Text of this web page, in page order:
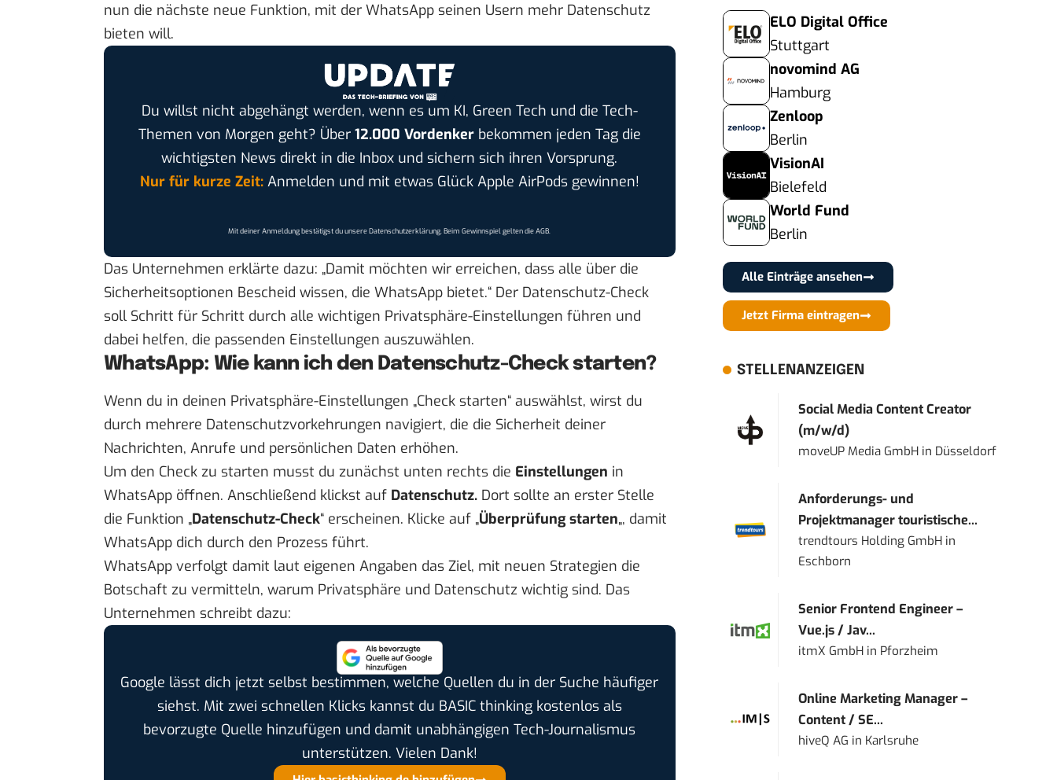
nun die nächste neue Funktion, mit der WhatsApp seinen Usern mehr Datenschutz
bieten will.
Du willst nicht abgehängt werden, wenn es um KI, Green Tech und die Tech-
Themen von Morgen geht? Über 12.000 Vordenkerbekommen jeden Tag die
wichtigsten News direkt in die Inbox und sichern sich ihren Vorsprung.
Nur für kurze Zeit:Anmelden und mit etwas Glück Apple AirPods gewinnen!
Mit deiner Anmeldung bestätigst du unsereDatenschutzerklärung. Beim Gewinnspiel gelten dieAGB.
Das Unternehmen erklärte dazu: „Damit möchten wir erreichen, dass alle über die
Sicherheitsoptionen Bescheid wissen, die WhatsApp bietet.“ Der Datenschutz-Check
soll Schritt für Schritt durch alle wichtigen Privatsphäre-Einstellungen führen und
dabei helfen, die passenden Einstellungen auszuwählen.
WhatsApp: Wie kann ich den Datenschutz-Check starten?
Wenn du in deinen Privatsphäre-Einstellungen „Check starten“ auswählst, wirst du
durch mehrere Datenschutzvorkehrungen navigiert, die die Sicherheit deiner
Nachrichten, Anrufe und persönlichen Daten erhöhen.
Um den Check zu starten musst du zunächst unten rechts die Einstellungen in
WhatsApp öffnen. Anschließend klickst auf Datenschutz. Dort sollte an erster Stelle
die Funktion „Datenschutz-Check“ erscheinen. Klicke auf „Überprüfung starten„, damit
WhatsApp dich durch den Prozess führt.
WhatsApp verfolgt damit laut eigenen Angaben das Ziel, mit neuen Strategien die
Botschaft zu vermitteln, warum Privatsphäre und Datenschutz wichtig sind. Das
Unternehmen schreibt dazu:
Google lässt dich jetzt selbst bestimmen, welche Quellen du in der Suche häufiger
siehst. Mit zwei schnellen Klicks kannst du BASIC thinking kostenlos als
bevorzugte Quelle hinzufügen und damit unabhängigen Tech-Journalismus
unterstützen. Vielen Dank!
ELO Digital Office
Stuttgart
novomind AG
Hamburg
Zenloop
Berlin
VisionAI
Bielefeld
World Fund
Berlin
Alle Einträge ansehen
Jetzt Firma eintragen
STELLENANZEIGEN
Social Media Content Creator
(m/w/d)
moveUP Media GmbH in Düsseldorf
Anforderungs- und
Projektmanager touristische...
trendtours Holding GmbH in
Eschborn
Senior Frontend Engineer –
Vue.js / Jav...
itmX GmbH in Pforzheim
Online Marketing Manager –
Content / SE...
hiveQ AG in Karlsruhe